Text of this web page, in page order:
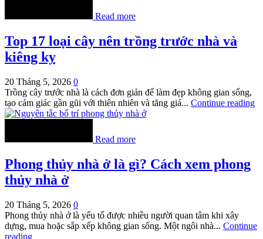
Read more
Top 17 loại cây nên trồng trước nhà và
kiêng kỵ
20 Tháng 5, 2026 0
Trồng cây trước nhà là cách đơn giản để làm đẹp không gian sống,
tạo cảm giác gần gũi với thiên nhiên và tăng giá... Continue reading
Read more
Phong thủy nhà ở là gì? Cách xem phong
thủy nhà ở
20 Tháng 5, 2026 0
Phong thủy nhà ở là yếu tố được nhiều người quan tâm khi xây
dựng, mua hoặc sắp xếp không gian sống. Một ngôi nhà... Continue
reading